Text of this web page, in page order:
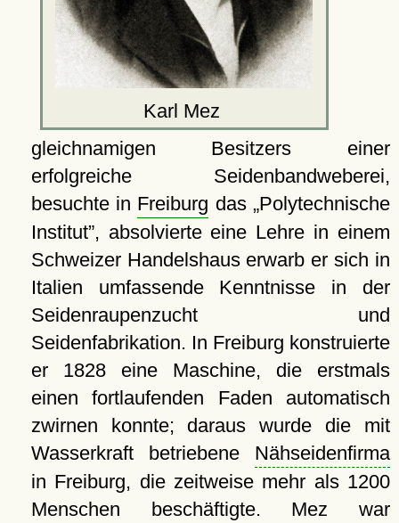
Karl Mez
gleichnamigen Besitzers einer
erfolgreiche Seidenbandweberei,
besuchte in Freiburg das Polytechnische
Institut , absolvierte eine Lehre in einem
Schweizer Handelshaus erwarb er sich in
Italien umfassende Kenntnisse in der
Seidenraupenzucht und
Seidenfabrikation. In Freiburg konstruierte
er 1828 eine Maschine, die erstmals
einen fortlaufenden Faden automatisch
zwirnen konnte; daraus wurde die mit
Wasserkraft betriebene Nähseidenfirma
in Freiburg, die zeitweise mehr als 1200
Menschen beschäftigte. Mez war